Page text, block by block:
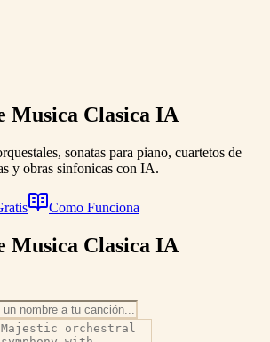
Musica Clasica IA
sonatas para piano, cuartetos de
y obras sinfonicas con IA.
Como Funciona
Musica Clasica IA